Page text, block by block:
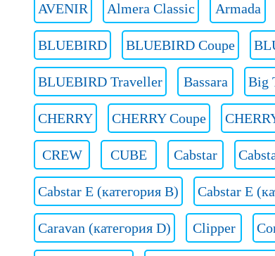
AVENIR Almera Classic Armada
BLUEBIRD BLUEBIRD Coupe
BLUEBIRD Traveller Bassara Big
CHERRY CHERRY Coupe
CREW CUBE Cabstar
Cabstar E (категория В) Cabstar E
Caravan (категория D) Clipper